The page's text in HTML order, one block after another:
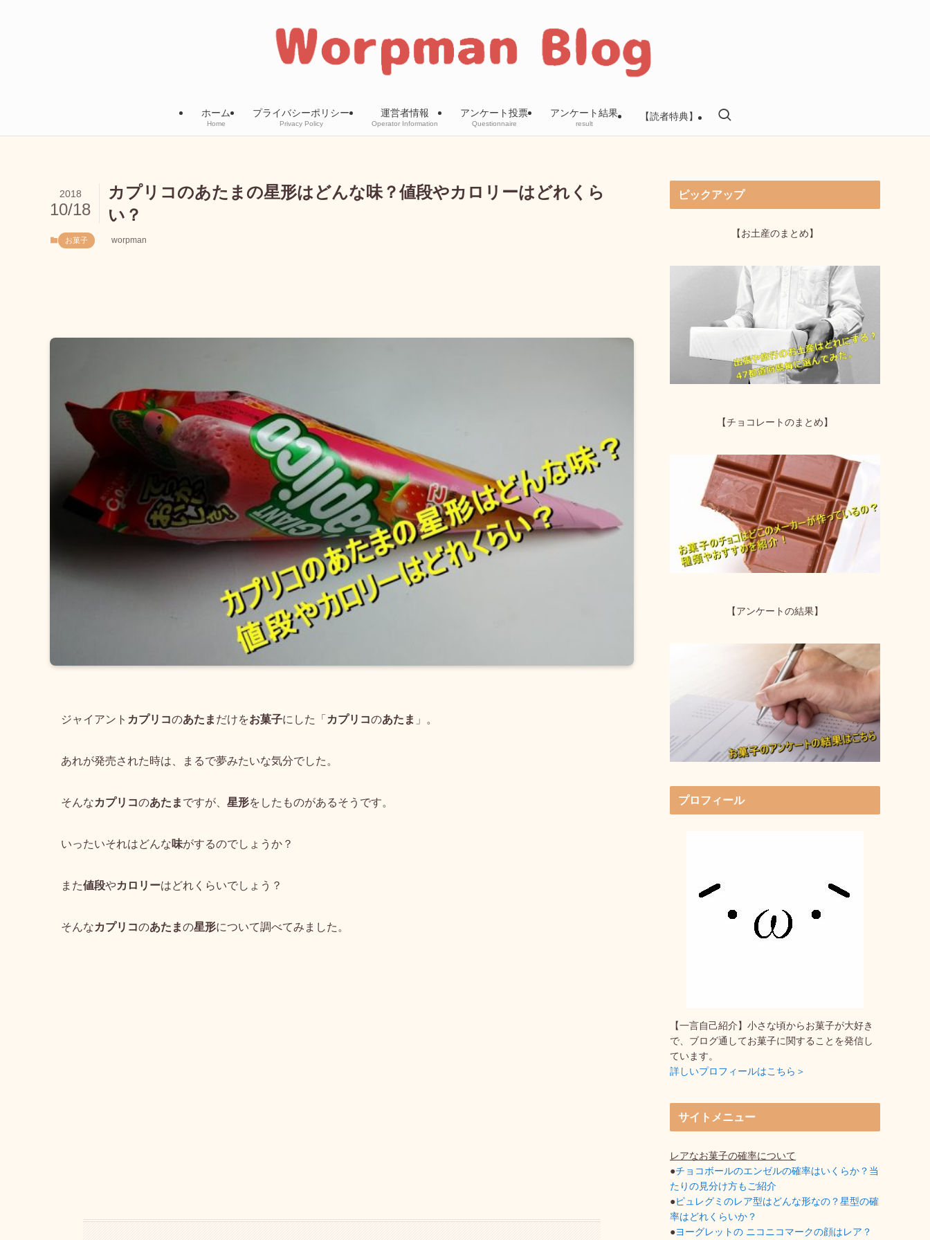
ホーム
Home
プライバシーポリシー
Privacy Policy
運営者情報
Operator Information
アンケート投票
Questionnaire
アンケート結果
result
【読者特典】
カプリコのあたまの星形はどんな味？値段やカロリーはどれくら
い？
2018
10/18
お菓子 worpman
ジャイアント カプリコのあたまだけをお菓子にした「 カプリコのあたま 」。
あれが発売された時は、まるで夢みたいな気分でした。
そんなカプリコのあたまですが、 星形をしたものがあるそうです。
いったいそれはどんな味がするのでしょうか？
また値段やカロリーはどれくらいでしょう？
そんなカプリコのあたまの星形について調べてみました。
ピックアップ
【お土産のまとめ】
【チョコレートのまとめ】
【アンケートの結果】
プロフィール
【一言自己紹介】小さな頃からお菓子が大好き
で、ブログ通してお菓子に関することを発信し
ています。
詳しいプロフィールはこちら＞
サイトメニュー
レアなお菓子の確率について
●チョコボールのエンゼルの確率はいくらか？当
たりの見分け方もご紹介
●ピュレグミのレア型はどんな形なの？星型の確
率はどれくらいか？
●ヨーグレットの ニコニコマークの顔はレア？